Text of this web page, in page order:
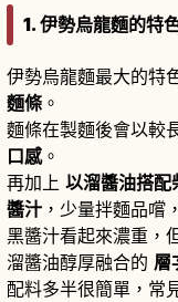
1. 伊勢烏龍麵的特
伊勢烏龍麵最大的特
麵條 。
麵條在製麵後會以較
口感。
再加上 以溜醬油搭配
醬汁 ，少量拌麵品嚐
黑醬汁看起來濃重，
溜醬油醇厚融合的 層
配料多半很簡單，常